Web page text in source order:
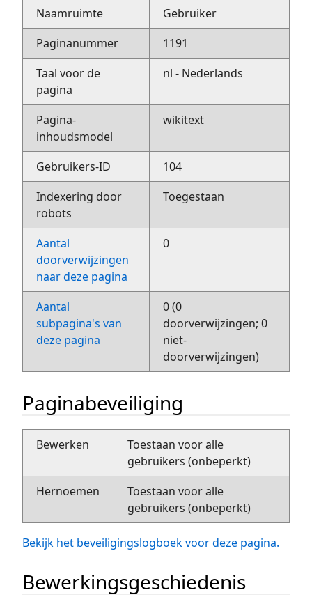
Naamruimte
Gebruiker
Paginanummer
1191
Taal voor de
pagina
nl - Nederlands
Pagina-
inhoudsmodel
wikitext
Gebruikers-ID
104
Indexering door
robots
Toegestaan
Aantal
doorverwijzingen
naar deze pagina
0
Aantal
subpagina's van
deze pagina
0 (0
doorverwijzingen; 0
niet-
doorverwijzingen)
Paginabeveiliging
Bewerken
Toestaan voor alle
gebruikers (onbeperkt)
Hernoemen
Toestaan voor alle
gebruikers (onbeperkt)
Bekijk het beveiligingslogboek voor deze pagina.
Bewerkingsgeschiedenis